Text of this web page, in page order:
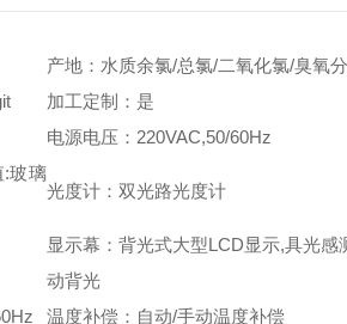
产地：水质余氯/总氯/二氧化氯/臭氧
加工定制：是
电源电压：220VAC,50/60Hz
:玻璃
光度计：双光路光度计
显示幕：背光式大型LCD显示,具光感
动背光
温度补偿：自动/手动温度补偿